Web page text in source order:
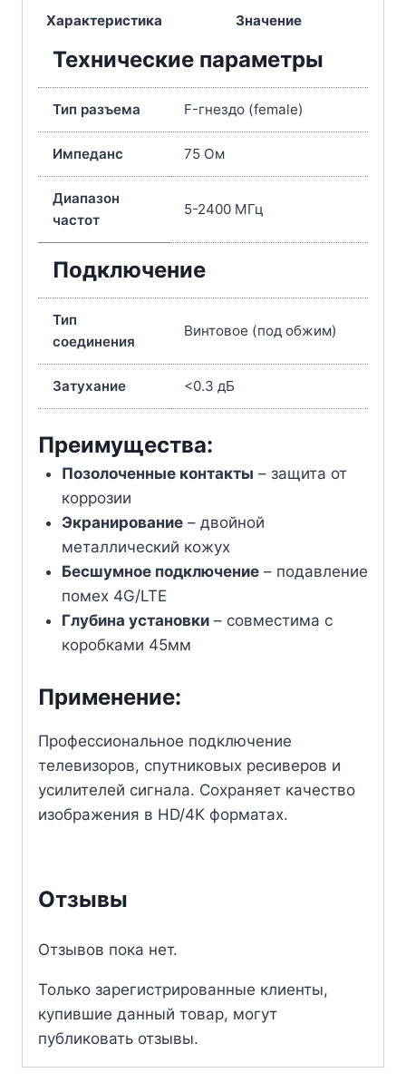
Характеристика Значение
Технические параметры
Тип разъема F-гнездо (female)
Импеданс 75 Ом
Диапазон
частот
5-2400 МГц
Подключение
Тип
соединения
Винтовое (под обжим)
Затухание <0.3 дБ
Преимущества:
Позолоченные контакты – защита от
коррозии
Экранирование– двойной
металлический кожух
Бесшумное подключение– подавление
помех 4G/LTE
Глубина установки– совместима с
коробками 45мм
Применение:
Профессиональное подключение
телевизоров, спутниковых ресиверов и
усилителей сигнала. Сохраняет качество
изображения в HD/4K форматах.
Отзывы
Отзывов пока нет.
Только зарегистрированные клиенты,
купившие данный товар, могут
публиковать отзывы.